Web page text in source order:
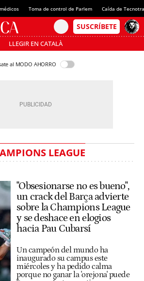
Toma de control de Parlem Caída de
LLEGIR EN CATALÀ
al MODO AHORRO
LEAGUE
"Obsesionarse no es bueno",
un crack del Barça advierte
sobre la Champions League
y se deshace en elogios
hacia Pau Cubarsí
Un campeón del mundo ha
inaugurado su campus este
miércoles y ha pedido calma
porque no ganar la 'orejona' puede